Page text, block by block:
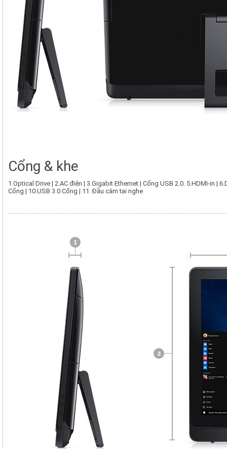
Cổng & khe
1.Optical Drive | 2.AC điện | 3.Gigabit Ethernet | Cổng USB 2.0. 5.HDMI-in |
Cổng | 10.USB 3.0 Cổng | 11. Đầu cắm tai nghe